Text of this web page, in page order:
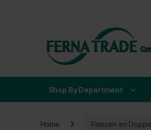
Shop By Department
Home Flessen en